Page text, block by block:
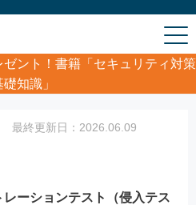
ゼント！書籍「セキュリティ対策
知識」
Strike
終更新日：2026.06.09
レーションテスト（侵入テス